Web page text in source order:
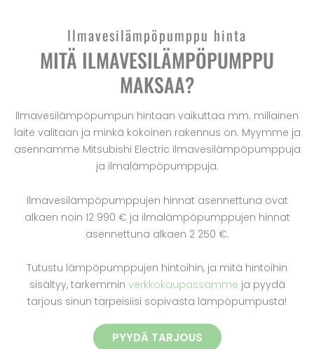
Ilmavesilämpöpumppu hinta
MITÄ ILMAVESILÄMPÖPUMPPU
MAKSAA?
Ilmavesilämpöpumpun hintaan vaikuttaa mm. millainen
laite valitaan ja minkä kokoinen rakennus on. Myymme ja
asennamme Mitsubishi Electric ilmavesilämpöpumppuja
ja ilmalämpöpumppuja.
Ilmavesilämpöpumppujen hinnat asennettuna ovat
alkaen noin 12 990 € ja ilmalämpöpumppujen hinnat
asennettuna alkaen 2 250 €.
Tutustu lämpöpumppujen hintoihin, ja mitä hintoihin
sisältyy, tarkemmin verkkokaupassamme ja pyydä
tarjous sinun tarpeisiisi sopivasta lämpöpumpusta!
PYYDÄ TARJOUS